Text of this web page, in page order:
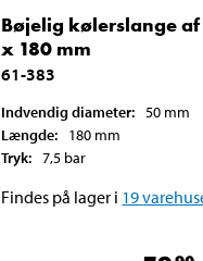
Bøjelig kølerslange
x 180 mm
61-383
Indvendig diameter: 50 mm
Længde: 180 mm
Tryk: 7,5 bar
Findes på lager i 19